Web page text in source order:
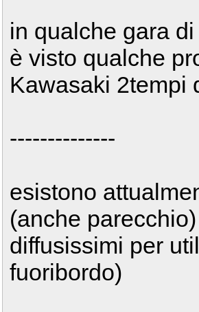
in qualche gara
è visto qualche
Kawasaki 2tempi
--------------
esistono
(anche
diffusissimi per
fuoribordo)